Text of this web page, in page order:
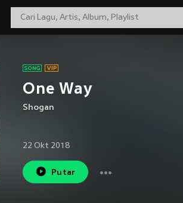
One Way
Shogan
22 Okt 2018
Putar